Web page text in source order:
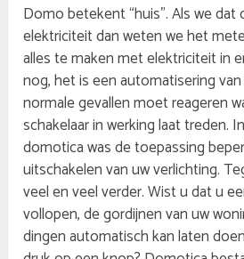
Domo betekent “huis”. Als we
elektriciteit dan weten we het
alles te maken met elektriciteit in
nog, het is een automatisering
normale gevallen moet reageren
schakelaar in werking laat treden.
domotica was de toepassing
uitschakelen van uw verlichting.
veel en veel verder. Wist u dat u
vollopen, de gordijnen van uw
dingen automatisch kan laten